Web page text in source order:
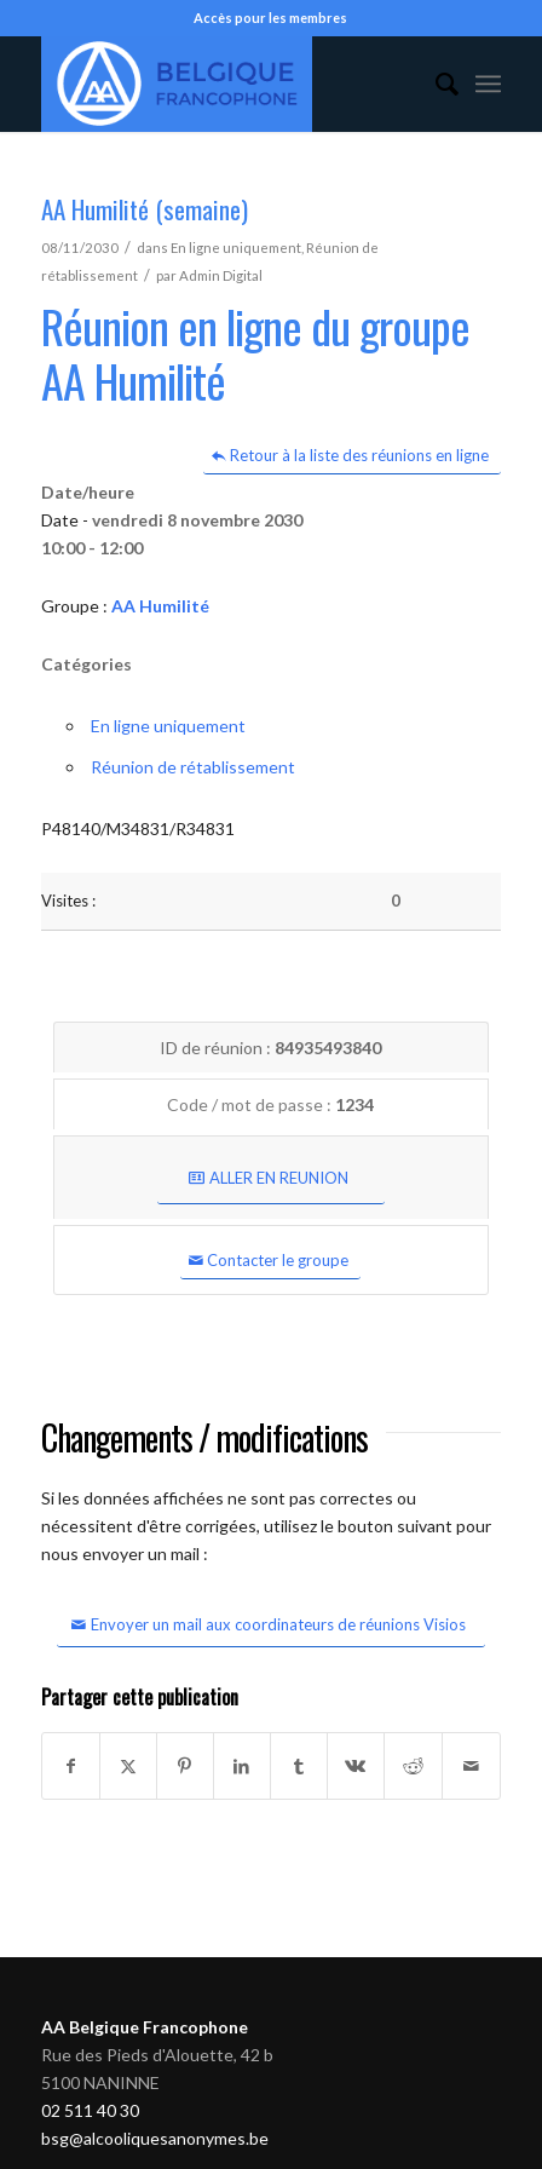
Accès pour les membres
AA Humilité (semaine)
08/11/2030 / dans En ligne uniquement, Réunion de
rétablissement / parAdmin Digital
Réunion en ligne du groupe
AA Humilité
Retour à la liste des réunions en ligne
Date/heure
Date - vendredi 8 novembre 2030
10:00 - 12:00
Groupe : AA Humilité
Catégories
En ligne uniquement
Réunion de rétablissement
P48140/M34831/R34831
Visites : 0
ID de réunion : 84935493840
Code / mot de passe : 1234
ALLER EN REUNION
Contacter le groupe
Changements / modifications
Si les données affichées ne sont pas correctes ou
nécessitent d'être corrigées, utilisez le bouton suivant pour
nous envoyer un mail :
Envoyer un mail aux coordinateurs de réunions Visios
Partager cette publication
AA Belgique Francophone
Rue des Pieds d'Alouette, 42 b
5100 NANINNE
02 511 40 30
bsg@alcooliquesanonymes.be